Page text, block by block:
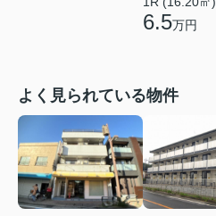
6.5万円
よく見られている物件